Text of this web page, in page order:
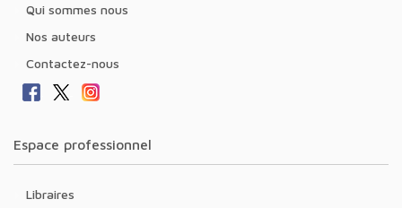
Qui sommes nous
Nos auteurs
Contactez-nous
Espace professionnel
Libraires